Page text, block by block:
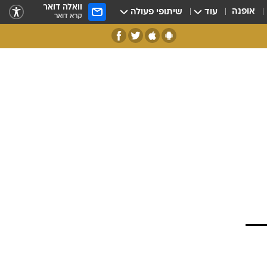
אופנה עוד שיתופי פעולה וואלה דואר
קרא דואר